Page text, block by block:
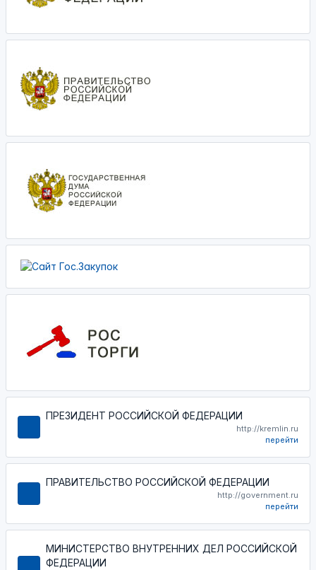
ПРЕЗИДЕНТ РОССИЙСКОЙ ФЕДЕРАЦИИ
http://kremlin.ru
перейти
ПРАВИТЕЛЬСТВО РОССИЙСКОЙ ФЕДЕРАЦИИ
http://government.ru
перейти
МИНИСТЕРСТВО ВНУТРЕННИХ ДЕЛ РОССИЙСКОЙ
ФЕДЕРАЦИИ